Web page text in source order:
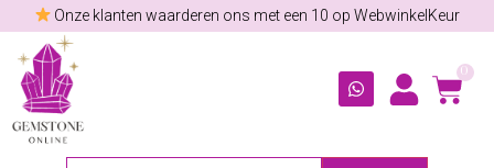
Onze klanten waarderen ons met een 10 op WebwinkelKeur
0